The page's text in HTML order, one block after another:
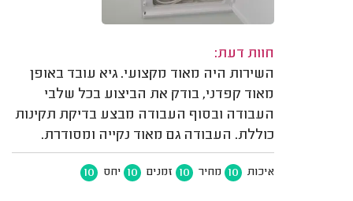
חוות דעת:
השירות היה מאוד מקצועי. גיא עובד באופן
מאוד קפדני, בודק את הביצוע בכל שלבי
העבודה ובסוף העבודה מבצע בדיקת תקינות
כוללת. העבודה גם מאוד נקייה ומסודרת.
איכות 10 מחיר 10 זמנים 10 יחס 10